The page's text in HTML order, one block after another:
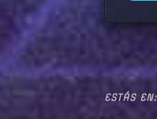
ESTÁS EN: